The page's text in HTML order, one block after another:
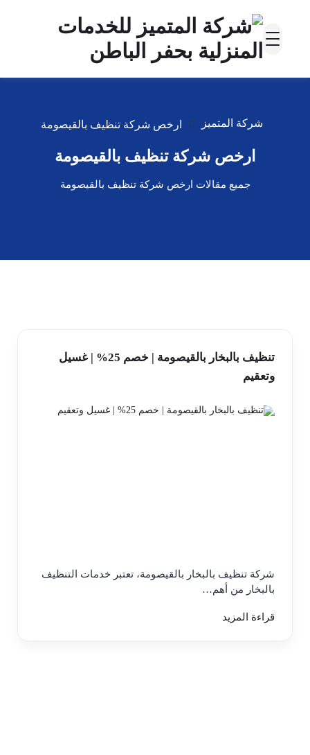
شركة المتميز ارخص شركة تنظيف بالقيصومة
ارخص شركة تنظيف بالقيصومة
جميع مقالات ارخص شركة تنظيف بالقيصومة
تنظيف بالبخار بالقيصومة | خصم 25% | غسيل
وتعقيم
شركة تنظيف بالبخار بالقيصومة، تعتبر خدمات التنظيف
بالبخار من أهم…
قراءة المزيد